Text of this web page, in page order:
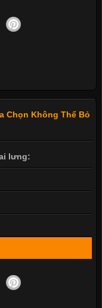
Chọn Không Thể Bỏ
lưng: